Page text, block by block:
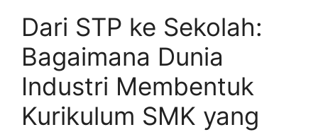
Dari STP ke Sekolah:
Bagaimana Dunia
Industri Membentuk
Kurikulum SMK yang